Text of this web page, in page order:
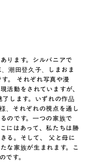
ります。シルバニアで
潮田登久子、しまおま
。 それぞれ写真や漫
活動をされていますが、
します。いずれの作品
、それぞれの視点を通し
のです。一つの家族で
にはあって、私たちは勝
る。そして、 父と母に
な家族が生まれます。こ
です。